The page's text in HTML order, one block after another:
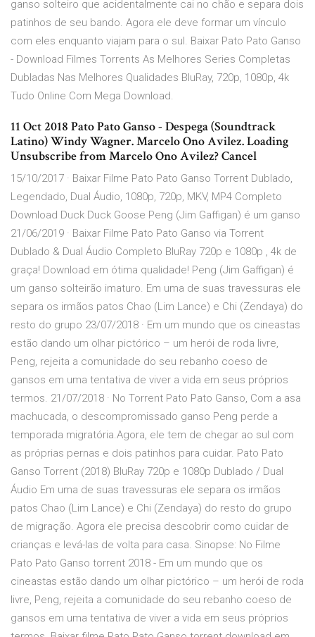
ganso solteiro que acidentalmente cai no chão e separa dois
patinhos de seu bando. Agora ele deve formar um vínculo
com eles enquanto viajam para o sul. Baixar Pato Pato Ganso
- Download Filmes Torrents As Melhores Series Completas
Dubladas Nas Melhores Qualidades BluRay, 720p, 1080p, 4k
Tudo Online Com Mega Download.
11 Oct 2018 Pato Pato Ganso - Despega (Soundtrack
Latino) Windy Wagner. Marcelo Ono Avilez. Loading
Unsubscribe from Marcelo Ono Avilez? Cancel
15/10/2017 · Baixar Filme Pato Pato Ganso Torrent Dublado,
Legendado, Dual Áudio, 1080p, 720p, MKV, MP4 Completo
Download Duck Duck Goose Peng (Jim Gaffigan) é um ganso
21/06/2019 · Baixar Filme Pato Pato Ganso via Torrent
Dublado & Dual Áudio Completo BluRay 720p e 1080p , 4k de
graça! Download em ótima qualidade! Peng (Jim Gaffigan) é
um ganso solteirão imaturo. Em uma de suas travessuras ele
separa os irmãos patos Chao (Lim Lance) e Chi (Zendaya) do
resto do grupo 23/07/2018 · Em um mundo que os cineastas
estão dando um olhar pictórico – um herói de roda livre,
Peng, rejeita a comunidade do seu rebanho coeso de
gansos em uma tentativa de viver a vida em seus próprios
termos. 21/07/2018 · No Torrent Pato Pato Ganso, Com a asa
machucada, o descompromissado ganso Peng perde a
temporada migratória.Agora, ele tem de chegar ao sul com
as próprias pernas e dois patinhos para cuidar. Pato Pato
Ganso Torrent (2018) BluRay 720p e 1080p Dublado / Dual
Áudio Em uma de suas travessuras ele separa os irmãos
patos Chao (Lim Lance) e Chi (Zendaya) do resto do grupo
de migração. Agora ele precisa descobrir como cuidar de
crianças e levá-las de volta para casa. Sinopse: No Filme
Pato Pato Ganso torrent 2018 - Em um mundo que os
cineastas estão dando um olhar pictórico – um herói de roda
livre, Peng, rejeita a comunidade do seu rebanho coeso de
gansos em uma tentativa de viver a vida em seus próprios